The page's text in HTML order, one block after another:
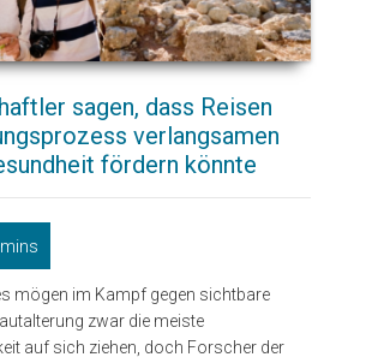
sagen, dass Reisen
verlangsamen
fördern könnte
mögen im Kampf gegen sichtbare
zwar die meiste
auf sich ziehen, doch Forscher der